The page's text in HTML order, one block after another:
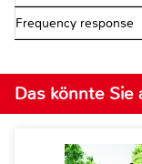
Frequency response
Das könnte Sie